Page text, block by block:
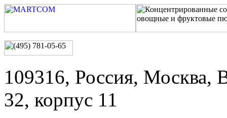
109316, Россия, Москва,
32, корпус 11